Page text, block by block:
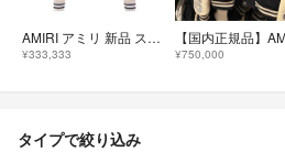
AMIRI アミリ 新品 スターバーシティジャケット サイズM
¥333,333 ¥750,000
タイプで絞り込み